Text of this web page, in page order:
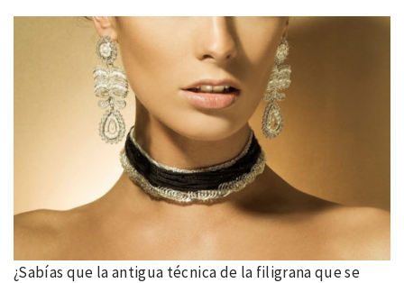
¿Sabías que la antigua técnica de la filigrana que se